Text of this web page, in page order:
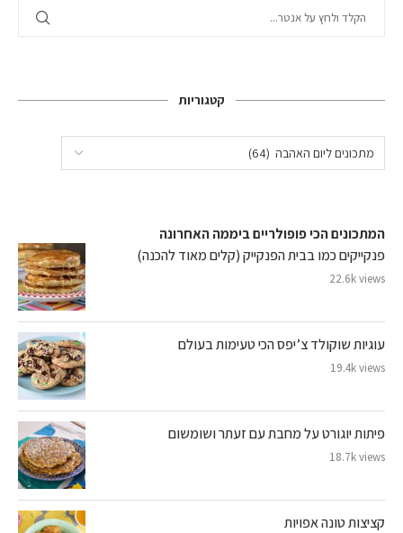
קטגוריות
המתכונים הכי פופולריים ביממה האחרונה
פנקייקים כמו בבית הפנקייק (קלים מאוד להכנה)
22.6k views
עוגיות שוקולד צ’יפס הכי טעימות בעולם
19.4k views
פיתות יוגורט על מחבת עם זעתר ושומשום
18.7k views
קציצות טונה אפויות